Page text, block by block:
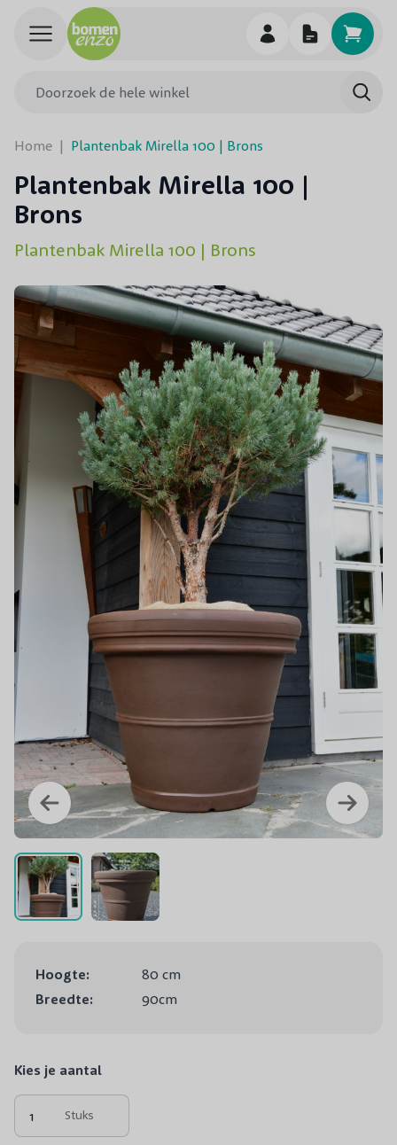
Ga naar de inhoud
Home | Plantenbak Mirella 100 | Brons
Plantenbak Mirella 100 |
Brons
Plantenbak Mirella 100 | Brons
Hoogte:
80 cm
Breedte:
90cm
Kies je aantal
Stuks